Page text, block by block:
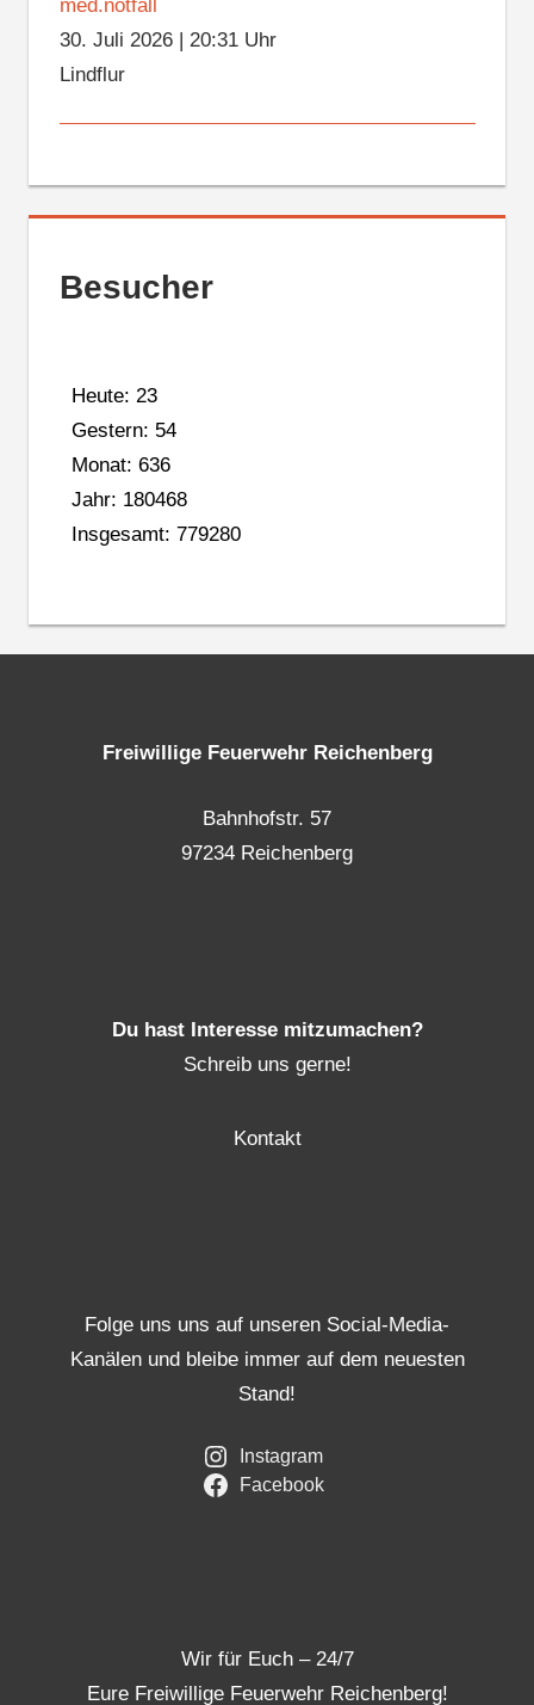
med.notfall
30. Juli 2026| 20:31 Uhr
Lindflur
Besucher
Heute: 23
Gestern: 54
Monat: 636
Jahr: 180468
Insgesamt: 779280
Freiwillige Feuerwehr Reichenberg
Bahnhofstr. 57
97234 Reichenberg
Du hast Interesse mitzumachen?
Schreib uns gerne!
Kontakt
Folge uns uns auf unseren Social-Media-
Kanälen und bleibe immer auf dem neuesten
Stand!
Instagram
Facebook
Wir für Euch – 24/7
Eure Freiwillige Feuerwehr Reichenberg!